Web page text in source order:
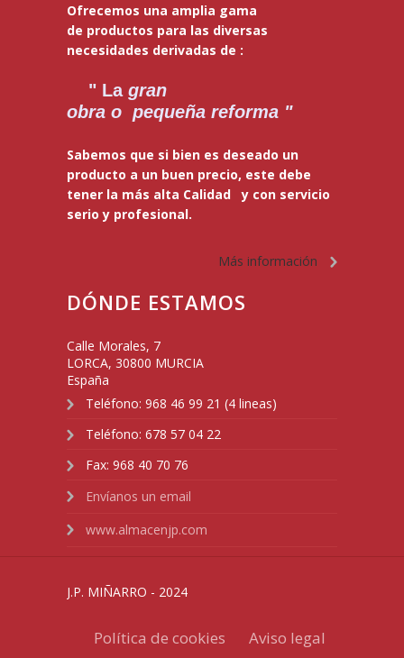
Ofrecemos una amplia gama
de productos para las diversas
necesidades derivadas de :
" La gran
obra o pequeña reforma "
Sabemos que si bien es deseado un
producto a un buen precio, este debe
tener la más alta Calidad y con servicio
serio y profesional.
Más información
DÓNDE ESTAMOS
Calle Morales, 7
LORCA, 30800 MURCIA
España
Teléfono: 968 46 99 21 (4 lineas)
Teléfono: 678 57 04 22
Fax: 968 40 70 76
Envíanos un email
www.almacenjp.com
J.P. MIÑARRO - 2024
Aviso legal
Política de cookies